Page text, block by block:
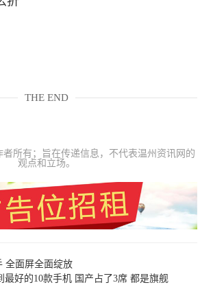
THE END
所有；旨在传递信息，不代表温州资讯网的
观点和立场。
全面屏全面绽放
最好的10款手机 国产占了3席 都是旗舰